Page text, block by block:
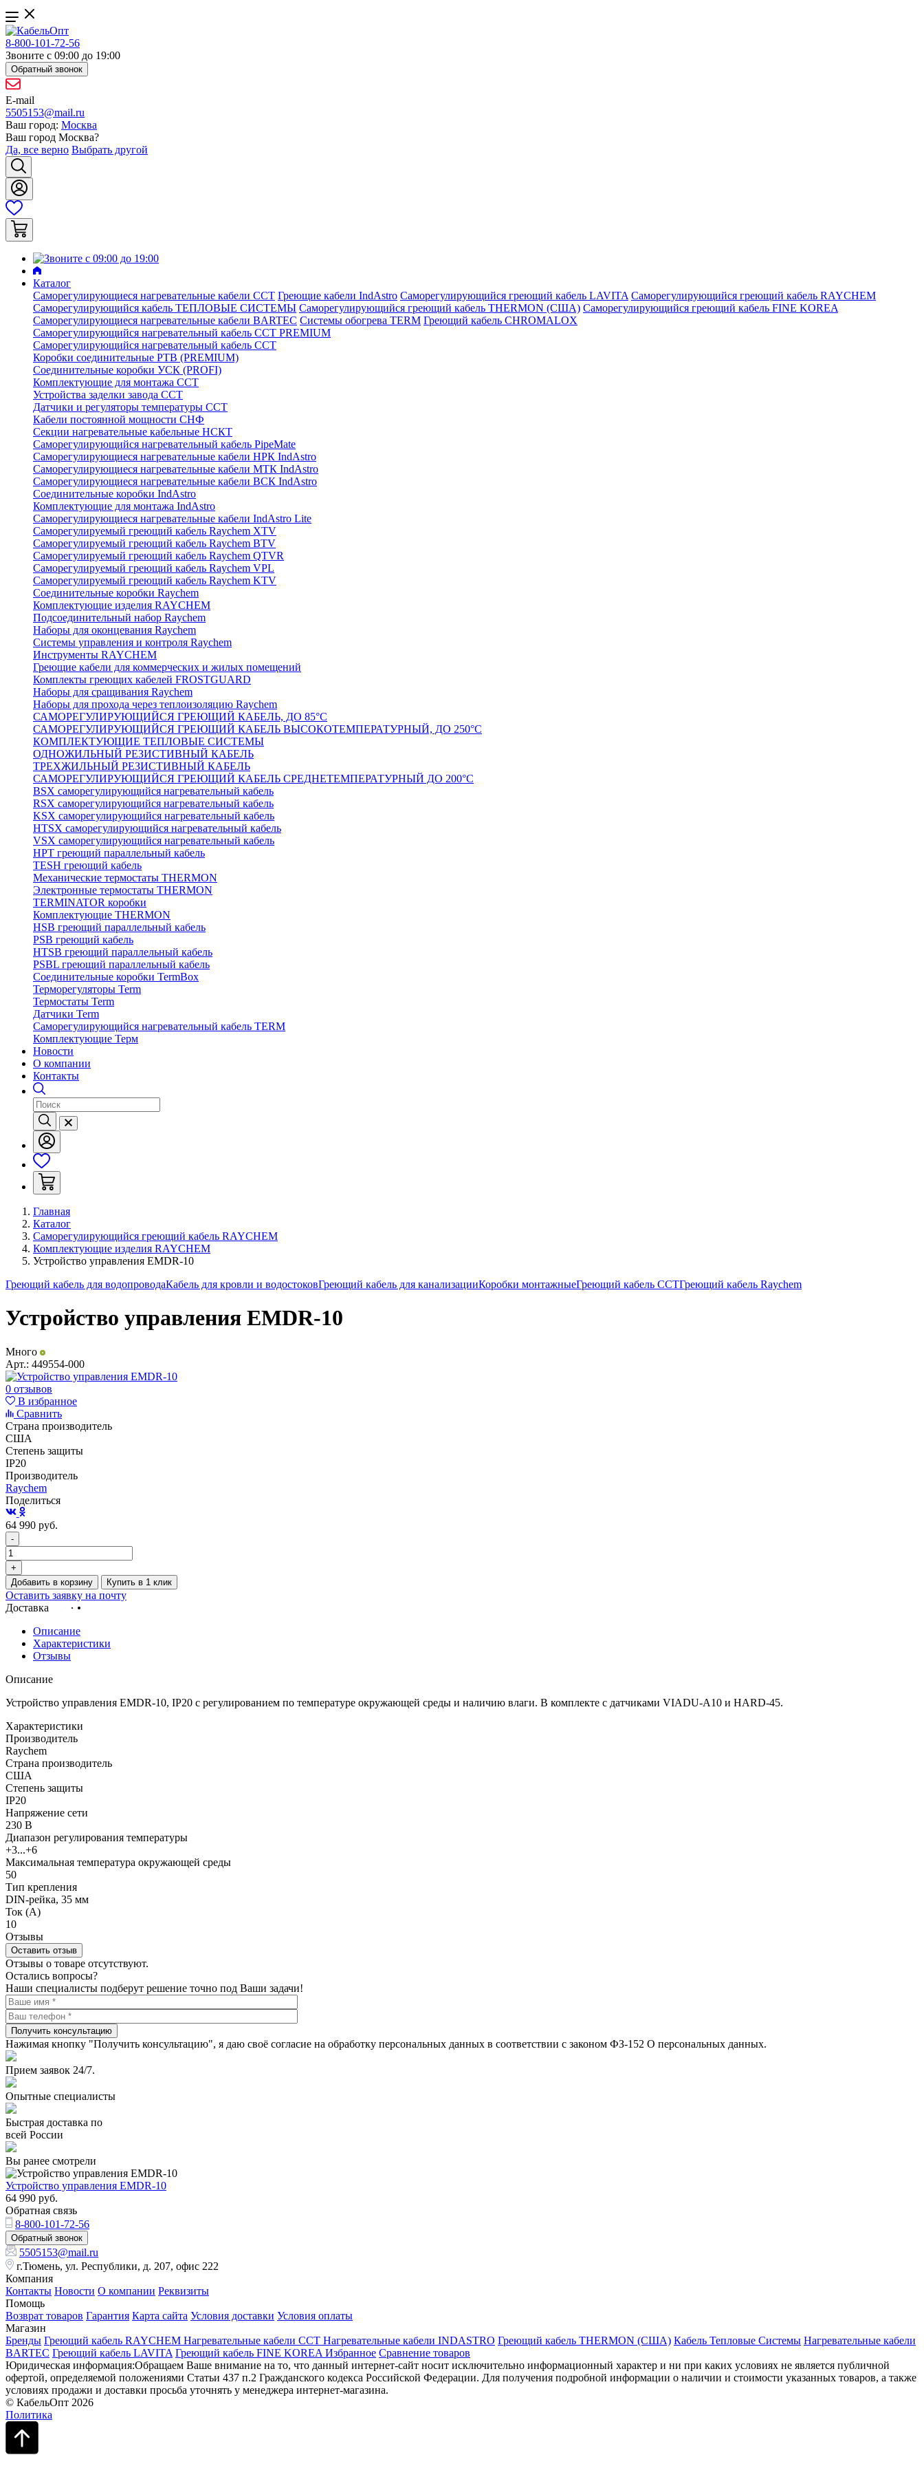
8-800-101-72-56
Звоните с 09:00 до 19:00
Обратный звонок
E-mail
5505153@mail.ru
Ваш город: Москва
Ваш город Москва?
Да, все верно Выбрать другой
Каталог
Саморегулирующиеся нагревательные кабели ССТ Греющие кабели IndAstro Саморегулирующийся греющий кабель LAVITA Саморегулирующийся греющий кабель RAYCHEM
Саморегулирующийся кабель ТЕПЛОВЫЕ СИСТЕМЫ Саморегулирующийся греющий кабель THERMON (США) Саморегулирующийся греющий кабель FINE KOREA
Саморегулирующиеся нагревательные кабели BARTEC Системы обогрева TERM Греющий кабель CHROMALOX
Саморегулирующийся нагревательный кабель ССТ PREMIUM
Саморегулирующийся нагревательный кабель ССТ
Коробки соединительные РТВ (PREMIUM)
Соединительные коробки УСК (PROFI)
Комплектующие для монтажа ССТ
Устройства заделки завода ССТ
Датчики и регуляторы температуры ССТ
Кабели постоянной мощности СНФ
Секции нагревательные кабельные НСКТ
Саморегулирующийся нагревательный кабель PipeMate
Саморегулирующиеся нагревательные кабели НРК IndAstro
Саморегулирующиеся нагревательные кабели МТК IndAstro
Саморегулирующиеся нагревательные кабели ВСК IndAstro
Соединительные коробки IndAstro
Комплектующие для монтажа IndAstro
Саморегулирующиеся нагревательные кабели IndAstro Lite
Саморегулируемый греющий кабель Raychem XTV
Саморегулируемый греющий кабель Raychem BTV
Саморегулируемый греющий кабель Raychem QTVR
Саморегулируемый греющий кабель Raychem VPL
Саморегулируемый греющий кабель Raychem KTV
Соединительные коробки Raychem
Комплектующие изделия RAYCHEM
Подсоединительный набор Raychem
Наборы для оконцевания Raychem
Системы управления и контроля Raychem
Инструменты RAYCHEM
Греющие кабели для коммерческих и жилых помещений
Комплекты греющих кабелей FROSTGUARD
Наборы для сращивания Raychem
Наборы для прохода через теплоизоляцию Raychem
САМОРЕГУЛИРУЮЩИЙСЯ ГРЕЮЩИЙ КАБЕЛЬ, ДО 85°С
САМОРЕГУЛИРУЮЩИЙСЯ ГРЕЮЩИЙ КАБЕЛЬ ВЫСОКОТЕМПЕРАТУРНЫЙ, ДО 250°С
КОМПЛЕКТУЮЩИЕ ТЕПЛОВЫЕ СИСТЕМЫ
ОДНОЖИЛЬНЫЙ РЕЗИСТИВНЫЙ КАБЕЛЬ
ТРЕХЖИЛЬНЫЙ РЕЗИСТИВНЫЙ КАБЕЛЬ
САМОРЕГУЛИРУЮЩИЙСЯ ГРЕЮЩИЙ КАБЕЛЬ СРЕДНЕТЕМПЕРАТУРНЫЙ ДО 200°С
BSX саморегулирующийся нагревательный кабель
RSX саморегулирующийся нагревательный кабель
KSX саморегулирующийся нагревательный кабель
HTSX саморегулирующийся нагревательный кабель
VSX саморегулирующийся нагревательный кабель
НРТ греющий параллельный кабель
TESH греющий кабель
Механические термостаты THERMON
Электронные термостаты THERMON
TERMINATOR коробки
Комплектующие THERMON
HSB греющий параллельный кабель
PSB греющий кабель
HTSB греющий параллельный кабель
PSBL греющий параллельный кабель
Соединительные коробки TermBox
Терморегуляторы Term
Термостаты Term
Датчики Term
Саморегулирующийся нагревательный кабель TERM
Комплектующие Терм
Новости
О компании
Контакты
Главная
Каталог
Саморегулирующийся греющий кабель RAYCHEM
Комплектующие изделия RAYCHEM
Устройство управления EMDR-10
Греющий кабель для водопроводаКабель для кровли и водостоковГреющий кабель для канализацииКоробки монтажныеГреющий кабель ССТГреющий кабель Raychem
Устройство управления EMDR-10
Много
Арт.: 449554-000
0 отзывов
В избранное
Сравнить
Страна производитель
США
Степень защиты
IP20
Производитель
Raychem
Поделиться
64 990 руб.
-
+
Добавить в корзину
Купить в 1 клик
Оставить заявку на почту
Доставка
Описание
Характеристики
Отзывы
Описание
Устройство управления EMDR-10, IP20 с регулированием по температуре окружающей среды и наличию влаги. В комплекте с датчиками VIADU-A10 и HARD-45.
Характеристики
Производитель
Raychem
Страна производитель
США
Степень защиты
IP20
Напряжение сети
230 В
Диапазон регулирования температуры
+3...+6
Максимальная температура окружающей среды
50
Тип крепления
DIN-рейка, 35 мм
Ток (А)
10
Отзывы
Оставить отзыв
Отзывы о товаре отсутствуют.
Остались вопросы?
Наши специалисты подберут решение точно под Ваши задачи!
Получить консультацию
Нажимая кнопку "Получить консультацию", я даю своё согласие на обработку персональных данных в соответствии с законом ФЗ-152 О персональных данных.
Прием заявок 24/7.
Опытные специалисты
Быстрая доставка по
всей России
Вы ранее смотрели
Устройство управления EMDR-10
64 990 руб.
Обратная связь
8-800-101-72-56
Обратный звонок
5505153@mail.ru
г.Тюмень, ул. Республики, д. 207, офис 222
Компания
Контакты Новости О компании Реквизиты
Помощь
Возврат товаров Гарантия Карта сайта Условия доставки Условия оплаты
Магазин
Бренды Греющий кабель RAYCHEM Нагревательные кабели ССТ Нагревательные кабели INDASTRO Греющий кабель THERMON (США) Кабель Тепловые Системы Нагревательные кабели
BARTEC Греющий кабель LAVITA Греющий кабель FINE KOREA Избранное Сравнение товаров
Юридическая информация:Обращаем Ваше внимание на то, что данный интернет-сайт носит исключительно информационный характер и ни при каких условиях не является публичной
офертой, определяемой положениями Статьи 437 п.2 Гражданского кодекса Российской Федерации. Для получения подробной информации о наличии и стоимости указанных товаров, а также
условиях продажи и доставки просьба уточнять у менеджера интернет-магазина.
© КабельОпт 2026
Политика